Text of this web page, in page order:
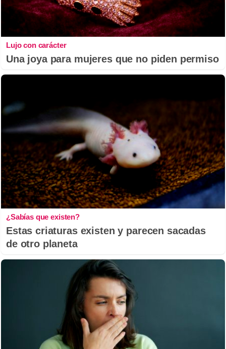
Lujo con carácter
Una joya para mujeres que no piden permiso
¿Sabías que existen?
Estas criaturas existen y parecen sacadas
de otro planeta